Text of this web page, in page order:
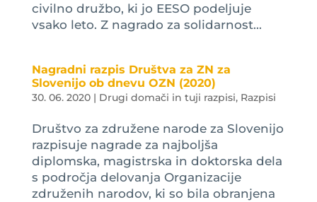
civilno družbo, ki jo EESO podeljuje
vsako leto. Z nagrado za solidarnost...
Nagradni razpis Društva za ZN za
Slovenijo ob dnevu OZN (2020)
30. 06. 2020| Drugi domači in tuji razpisi, Razpisi
Društvo za združene narode za Slovenijo
razpisuje nagrade za najboljša
diplomska, magistrska in doktorska dela
s področja delovanja Organizacije
združenih narodov, ki so bila obranjena